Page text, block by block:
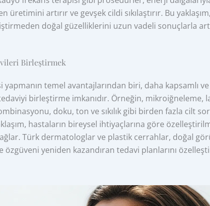
üretimini artırır ve gevşek cildi sıkılaştırır. Bu
doğal güzelliklerini uzun vadeli sonuçlarla
Birleştirmek
temel avantajlarından biri, daha kapsamlı
birleştirme imkanıdır. Örneğin, mikroiğneleme,
doku, ton ve sıkılık gibi birden fazla cilt
hastaların bireysel ihtiyaçlarına göre
Türk dermatologlar ve plastik cerrahlar, doğal
özgüveni yeniden kazandıran tedavi planlarını